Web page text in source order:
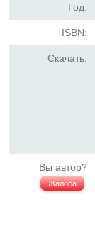
Год:
ISBN:
Скачать:
Вы автор?
Жалоба